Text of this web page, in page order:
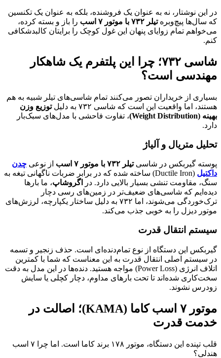
در این نوشتار، نه به عنوان یک فروشنده، بلکه به عنوان یک تکنسین
که سال‌ها پیچ‌وبرهتیلر ۷۳۲ با موتور ۷ اسب
را باز و بسته کرده،
می‌خواهم تمام زوایای پنهان این غول کوچک را برایتان کالبدشکافی
کنم.
شاسی ۷۳۲؛ چرا این پلتفرم یک شاهکار
مهندسی است؟
بسیاری از خریداران تصور می‌کنند تمام شاسی‌های تیلر شبیه به هم
هستند، اما واقعیت این است که شاسی ۷۳۲ به دلیل
توزیع وزن
بهینه (Weight Distribution)
، تفاوت فاحشی با مدل‌های سبک‌بار
دارد.
تحلیل متریال و آلیاژ
پوسته گیربکس در شاسیتیلر ۷۳۲ با موتور ۷ اسب از نوعی چدن
داکتیل
(Ductile Iron) ساخته شده که در برابر ضربات ناگهانی تیغه به
سنگ، مقاومت تنشی بسیار بالایی دارد. در
اگروشاپ، ما بارها
دیده‌ایم که شاسی‌های ضعیف‌تر در زمین‌های رسی دچار
ترک‌خوردگی می‌شوند، اما ۷۳۲ به دلیل ساختار یکپارچه، لرزش‌های
موتور دیزل را به خوبی جذب می‌کند.
سیستم انتقال قدرت
گیربکس این دستگاه از نوع تمام‌دنده‌ای است. حذف زنجیر و تسمه
در سیستم اصلی انتقال قدرت به این معناست که شما با کمترین
اتلاف انرژی (Power Loss) مواجه هستید. دنده‌ها در این مدل به دقت
سخت‌کاری شده‌اند تا تحت بارهای مداوم، دچار کچلی یا سایش
زودرس نشوند.
موتور ۷ اسب کاما (KAMA)؛ اصالت در
خدمت قدرت
قلب تپنده این دستگاه، موتور ۱۷۸ برند کاما است. اما چرا ۷ اسب
هندلی؟